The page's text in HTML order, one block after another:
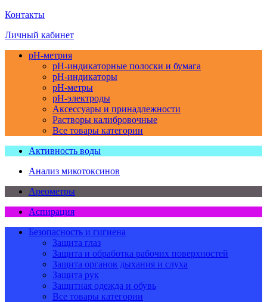
Контакты
Личный кабинет
pH-метрия
pH-индикаторные полоски и бумага
pH-индикаторы
pH-метры
pH-электроды
Аксессуары и принадлежности
Растворы калибровочные
Все товары категории
Активность воды
Анализ микотоксинов
Ареометры
Аспирация
Безопасность и гигиена
Защита глаз
Защита и обработка рабочих поверхностей
Защита органов дыхания и слуха
Защита рук
Защитная одежда и обувь
Все товары категории